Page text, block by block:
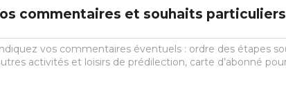
commentaires et souhaits particuliers